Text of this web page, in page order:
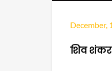
December,
शिव शंकर